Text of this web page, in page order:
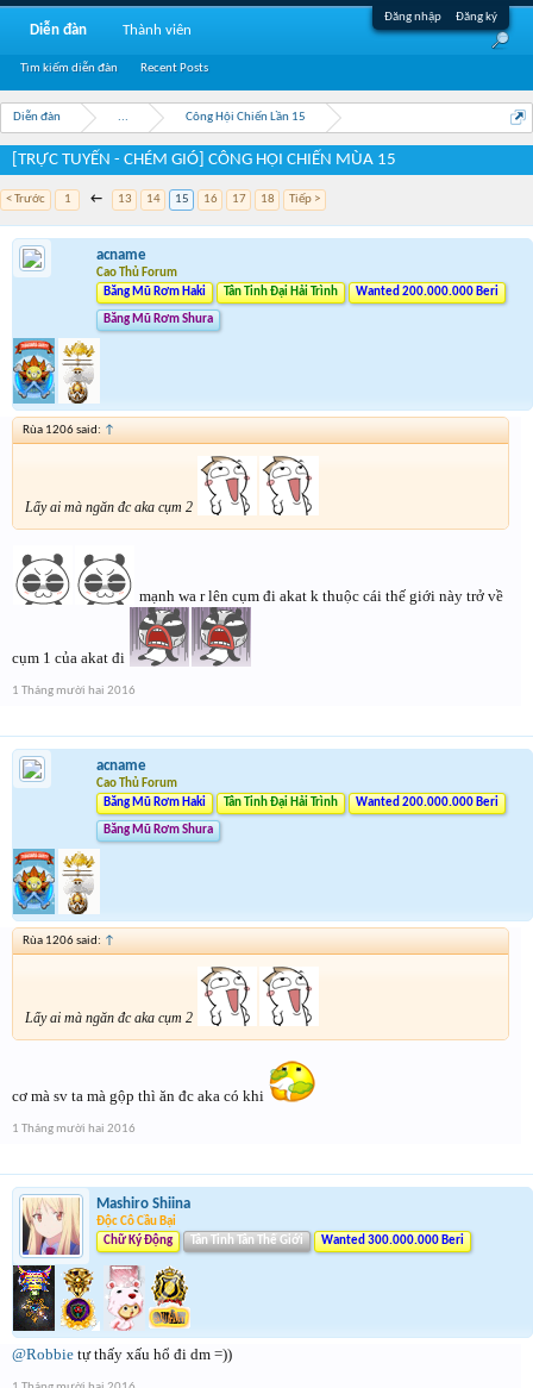
Đăng nhập Đăng ký
Diễn đàn ... Công Hội Chiến Lần 15
[TRỰC TUYẾN - CHÉM GIÓ] CÔNG HỘI CHIẾN MÙA 15
< Trước 1 ← 13 14 15 16 17 18 Tiếp >
acname
Cao Thủ Forum
Băng Mũ Rơm Haki
Tân Tinh Đại Hải Trình Wanted 200.000.000 Beri
Băng Mũ Rơm Shura
Rùa 1206 said: ↑
Lấy ai mà ngăn đc aka cụm 2
mạnh wa r lên cụm đi akat k thuộc cái thế giới này trở về
cụm 1 của akat đi
1 Tháng mười hai 2016
acname
Cao Thủ Forum
Băng Mũ Rơm Haki
Tân Tinh Đại Hải Trình Wanted 200.000.000 Beri
Băng Mũ Rơm Shura
Rùa 1206 said: ↑
Lấy ai mà ngăn đc aka cụm 2
cơ mà sv ta mà gộp thì ăn đc aka có khi
1 Tháng mười hai 2016
Mashiro Shiina
Độc Cô Cầu Bại
Chữ Ký Động
Tân Tinh Tân Thế Giới Wanted 300.000.000 Beri
@Robbie tự thấy xấu hổ đi dm =))
Diễn đàn
Tìm kiếm diễn đàn Recent Posts
Thành viên